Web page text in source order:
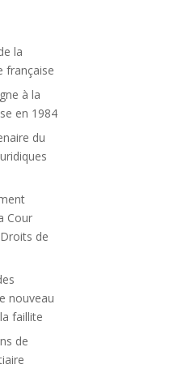
la
française
à la
en 1984
du
Cour
de
nouveau
faillite
de